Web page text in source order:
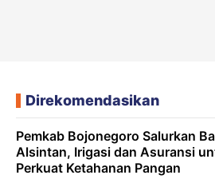
Direkomendasikan
Pemkab Bojonegoro Salurkan
Alsintan, Irigasi dan Asuransi
Perkuat Ketahanan Pangan